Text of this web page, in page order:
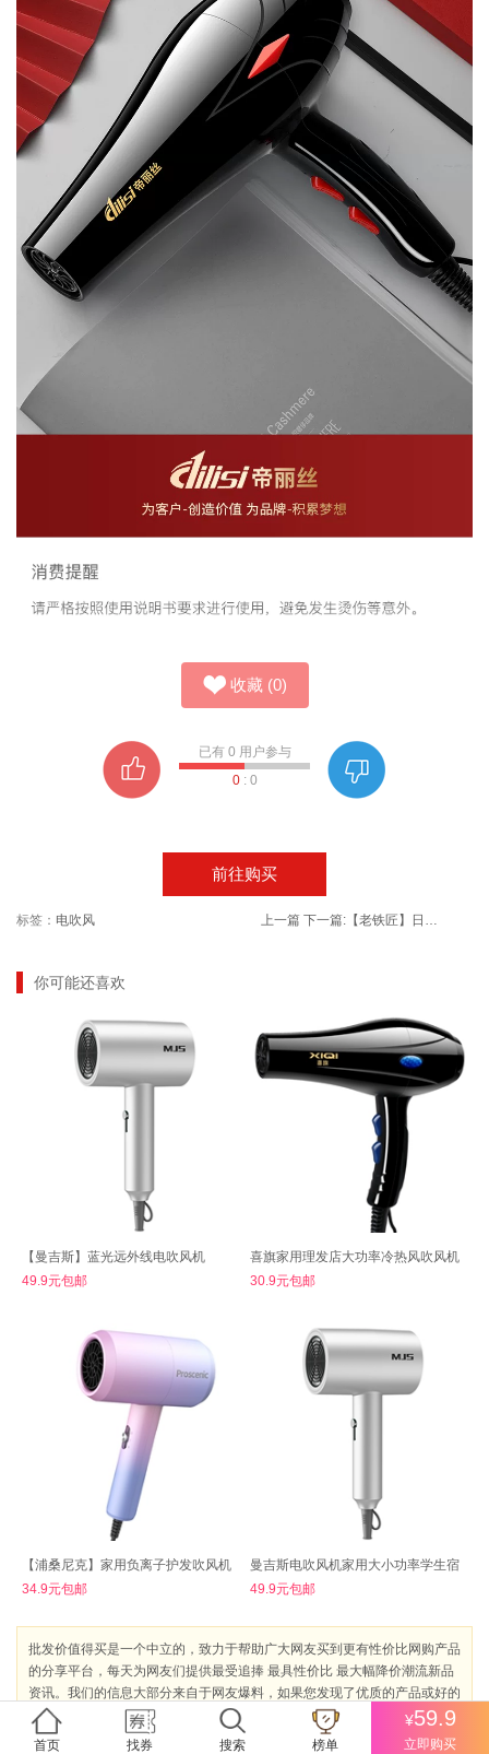
收藏 (0)
已有 0 用户参与
0: 0
前往购买
标签： 电吹风 上一篇 下一篇: 【老铁匠】日式家用菜刀厨师专用厨刀
你可能还喜欢
【曼吉斯】蓝光远外线电吹风机
49.9元包邮
喜旗家用理发店大功率冷热风吹风机
30.9元包邮
【浦桑尼克】家用负离子护发吹风机
34.9元包邮
曼吉斯电吹风机家用大小功率学生宿
49.9元包邮
批发价值得买是一个中立的，致力于帮助广大网友买到更有性价比网购产品
的分享平台，每天为网友们提供最受追捧 最具性价比 最大幅降价潮流新品
资讯。我们的信息大部分来自于网友爆料，如果您发现了优质的产品或好的
价格，不妨给我们爆料（谢绝商家）。
首页
找券 搜索 榜单
¥59.9
立即购买